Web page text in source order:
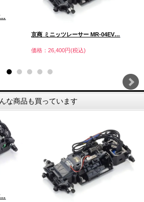
京商 ミニッツレーサー MR-04EV…
価格：26,400円(税込)
な商品も買っています